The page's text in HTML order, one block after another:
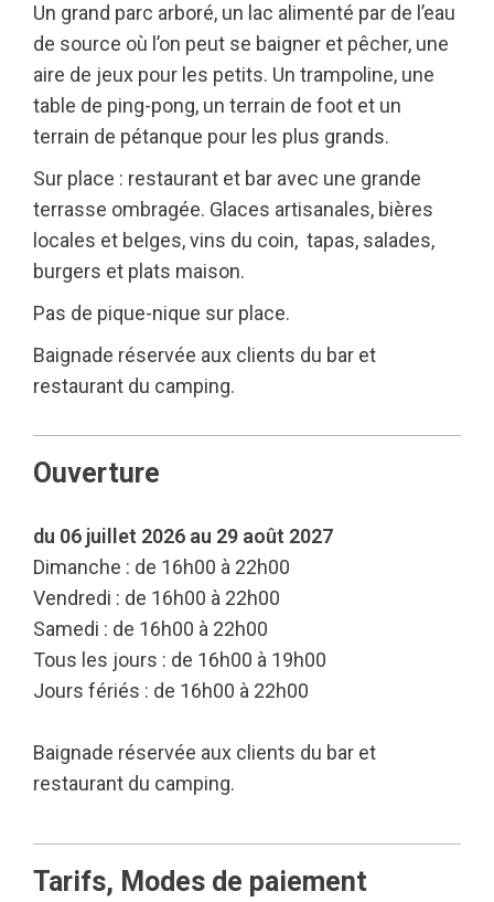
Un grand parc arboré, un lac alimenté par de l’eau
de source où l’on peut se baigner et pêcher, une
aire de jeux pour les petits. Un trampoline, une
table de ping-pong, un terrain de foot et un
terrain de pétanque pour les plus grands.
Sur place : restaurant et bar avec une grande
terrasse ombragée. Glaces artisanales, bières
locales et belges, vins du coin, tapas, salades,
burgers et plats maison.
Pas de pique-nique sur place.
Baignade réservée aux clients du bar et
restaurant du camping.
Ouverture
du 06 juillet 2026 au 29 août 2027
Dimanche : de 16h00 à 22h00
Vendredi : de 16h00 à 22h00
Samedi : de 16h00 à 22h00
Tous les jours : de 16h00 à 19h00
Jours fériés : de 16h00 à 22h00
Baignade réservée aux clients du bar et
restaurant du camping.
Tarifs, Modes de paiement